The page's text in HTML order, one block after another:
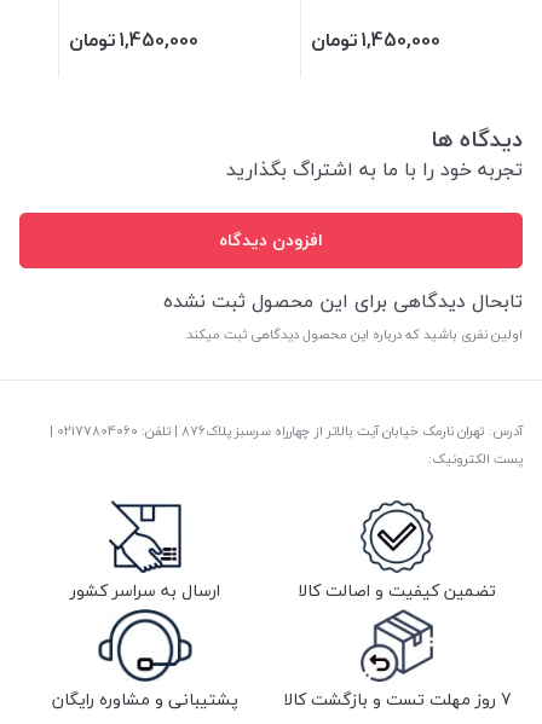
1,450,000تومان 1,450,000تومان
دیدگاه ها
تجربه خود را با ما به اشتراگ بگذارید
افزودن دیدگاه
تابحال دیدگاهی برای این محصول ثبت نشده
اولین نفری باشید که درباره این محصول دیدگاهی ثبت میکند
آدرس: تهران نارمک خیابان آیت بالاتر از چهارراه سرسبز پلاک876 | تلفن: ‎02177804060 |
پست الکترونیک:
تضمین کیفیت و اصالت کالا ارسال به سراسر کشور
7 روز مهلت تست و بازگشت کالا پشتیبانی و مشاوره رایگان